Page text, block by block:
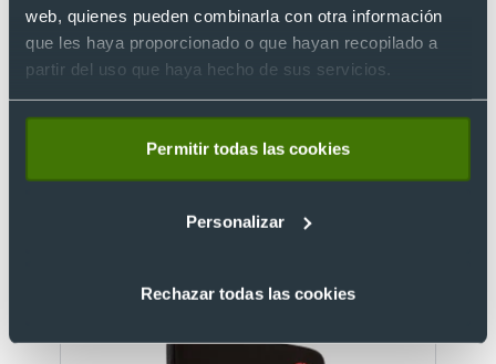
web, quienes pueden combinarla con otra información
que les haya proporcionado o que hayan recopilado a
partir del uso que haya hecho de sus servicios.
Permitir todas las cookies
Personalizar
Rechazar todas las cookies
Eco